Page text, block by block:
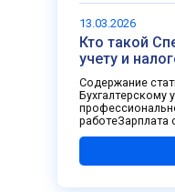
13.03.2026
Кто такой
учету и
Содержание
Бухгалтерскому
работеЗарплата